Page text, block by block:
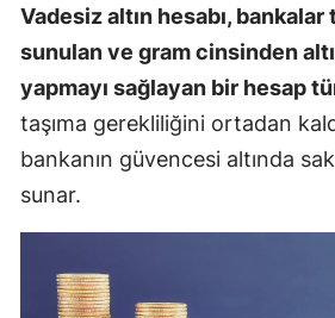
Vadesiz altın hesabı, bankalar
sunulan ve gram cinsinden
yapmayı sağlayan bir hesap
taşıma gerekliliğini ortadan
bankanın güvencesi altında
sunar.